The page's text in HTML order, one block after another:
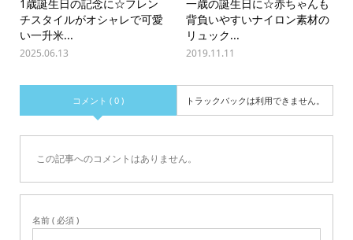
1歳誕生日の記念に☆フレン
チスタイルがオシャレで可愛
い一升米...
2025.06.13
一歳の誕生日に☆赤ちゃんも
背負いやすいナイロン素材の
リュック...
2019.11.11
コメント ( 0 ) トラックバックは利用できません。
この記事へのコメントはありません。
名前 ( 必須 )